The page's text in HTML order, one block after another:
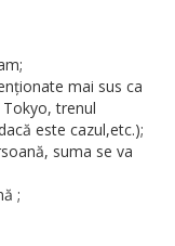
mai sus ca
trenul
este cazul,etc.);
suma se va
;